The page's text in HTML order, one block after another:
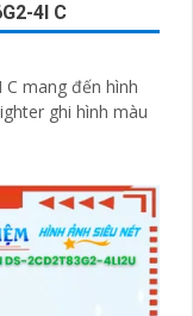
4I C
C mang đến hình
ghi hình màu